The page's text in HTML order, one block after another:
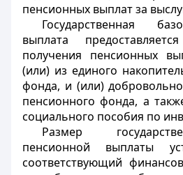
пенсионных выплат за
Государственная
выплата
получения пенсионных
(или) из единого
фонда, и (или)
пенсионного фонда, а
социального пособия по
Размер
пенсионной выплаты
соответствующий